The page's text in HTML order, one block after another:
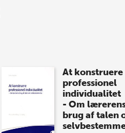
At konstruere
professionel
individualitet
- Om
brug af talen